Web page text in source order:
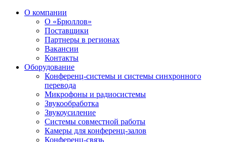
О компании
О «Брюллов»
Поставщики
Партнеры в регионах
Вакансии
Контакты
Оборудование
Конференц-системы и системы синхронного
перевода
Микрофоны и радиосистемы
Звукообработка
Звукоусиление
Системы совместной работы
Камеры для конференц-залов
Конференц-связь